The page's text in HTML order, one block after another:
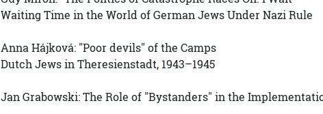
Waiting Time in the World of German Jews Under Nazi Rule
Anna Hájková: "Poor devils" of the Camps
Dutch Jews in Theresienstadt, 1943–1945
Jan Grabowski: The Role of "Bystanders" in the